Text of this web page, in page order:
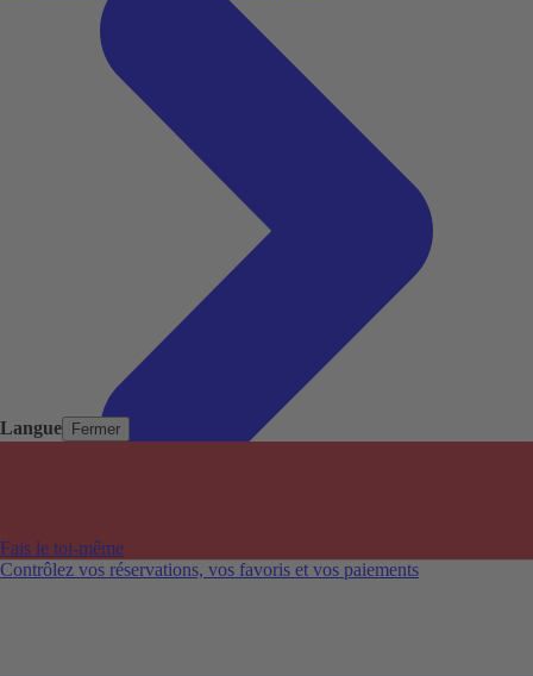
Langue Fermer
Fais le toi-même
Contrôlez vos réservations, vos favoris et vos paiements
Aéroports populaires
Villes populaires
Australie